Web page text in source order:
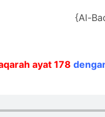
{Al-
ayat 178